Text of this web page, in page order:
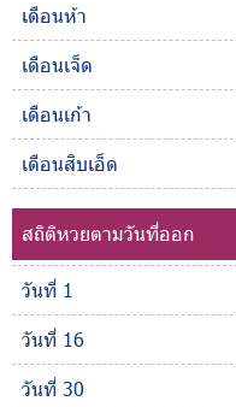
เดือนห้า
เดือนเจ็ด
เดือนเก้า
เดือนสิบเอ็ด
สถิติหวยตามวันที่ออก
วันที่ 1
วันที่ 16
วันที่ 30